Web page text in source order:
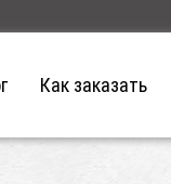
Как заказать